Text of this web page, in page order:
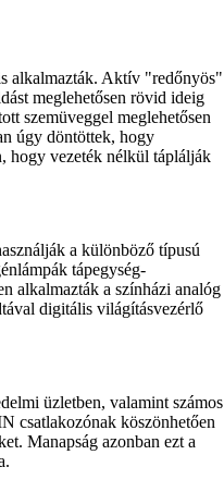
alkalmazták. Aktív "redőnyös"
meglehetősen rövid ideig
szemüveggel meglehetősen
úgy döntöttek, hogy
hogy vezeték nélkül táplálják
a különböző típusú
tápegység-
alkalmazták a színházi analóg
digitális világításvezérlő
üzletben, valamint számos
csatlakozónak köszönhetően
Manapság azonban ezt a